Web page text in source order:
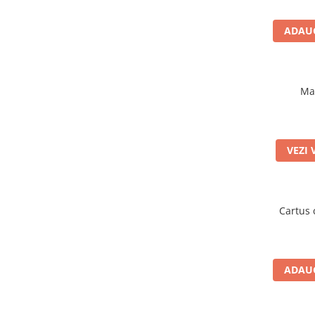
VEZI
Cartus